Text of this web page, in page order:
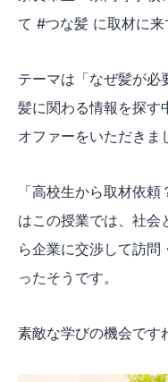
て #つな髪 に取材に来
テーマは「なぜ髪が必
髪に関わる情報を探す
オファーをいただきま
「高校生から取材依
はこの授業では、社会
ら企業に交渉して訪問
ったそうです。
素敵な学びの機会です